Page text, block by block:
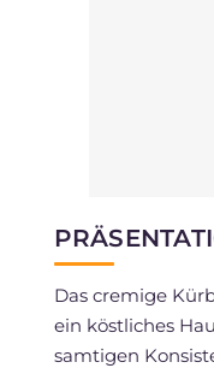
Das cremige
ein köstliches
samtigen